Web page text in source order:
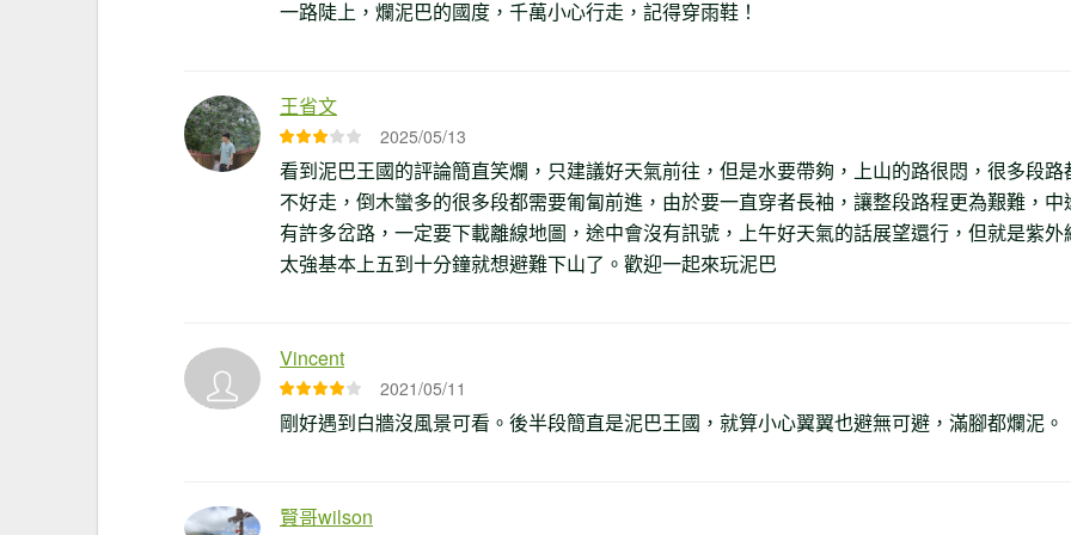
一路陡上，爛泥巴的國度，千萬小心行走，記得穿雨鞋！
王省文
2025/05/13
看到泥巴王國的評論簡直笑爛，只建議好天氣前往，但是水要帶夠，上山的路很悶，很多段路
不好走，倒木蠻多的很多段都需要匍匐前進，由於要一直穿者長袖，讓整段路程更為艱難，中
有許多岔路，一定要下載離線地圖，途中會沒有訊號，上午好天氣的話展望還行，但就是紫外
太強基本上五到十分鐘就想避難下山了。歡迎一起來玩泥巴
Vincent
2021/05/11
剛好遇到白牆沒風景可看。後半段簡直是泥巴王國，就算小心翼翼也避無可避，滿腳都爛泥。
賢哥wilson